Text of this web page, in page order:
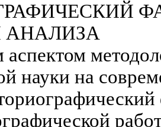
АНАЛИЗА
науки на